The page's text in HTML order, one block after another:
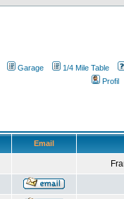
Garage
1/4 Mile Table
Profil
Email